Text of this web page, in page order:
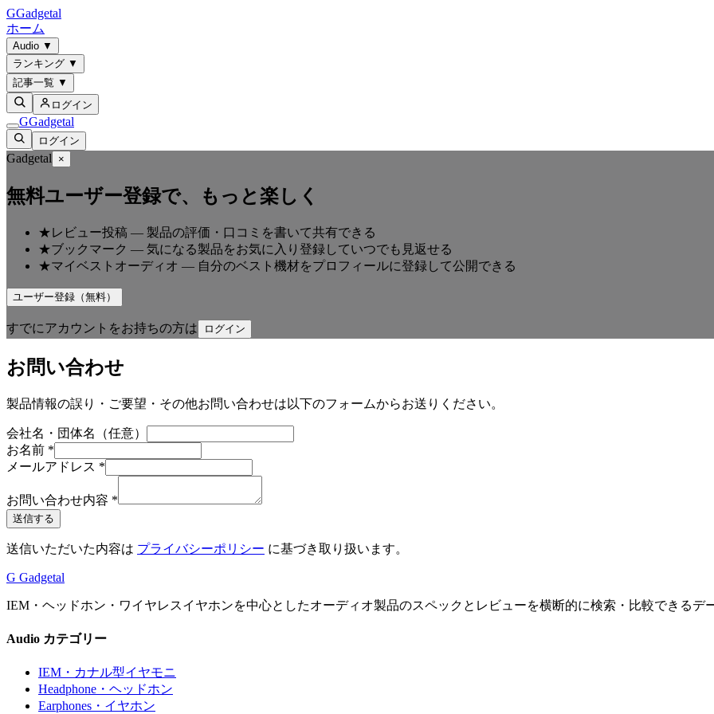
GGadgetal
ホーム
Audio ▼
ランキング ▼
記事一覧 ▼
ログイン
GGadgetal
ログイン
Gadgetal ×
無料ユーザー登録で、もっと楽しく
★レビュー投稿 — 製品の評価・口コミを書いて共有できる
★ブックマーク — 気になる製品をお気に入り登録していつでも見返せる
★マイベストオーディオ — 自分のベスト機材をプロフィールに登録して公開できる
ユーザー登録（無料）
すでにアカウントをお持ちの方は ログイン
お問い合わせ
製品情報の誤り・ご要望・その他お問い合わせは以下のフォームからお送りください。
会社名・団体名（任意）
お名前 *
メールアドレス *
お問い合わせ内容 *
送信する
送信いただいた内容は プライバシーポリシー に基づき取り扱います。
G Gadgetal
IEM・ヘッドホン・ワイヤレスイヤホンを中心としたオーディオ製品のスペックとレビューを横断的に検索・比較できるデ
Audio カテゴリー
IEM ・カナル型イヤモニ
Headphone ・ヘッドホン
Earphones ・イヤホン